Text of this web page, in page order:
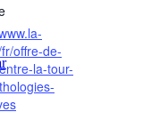
offre-de-
la-tour-